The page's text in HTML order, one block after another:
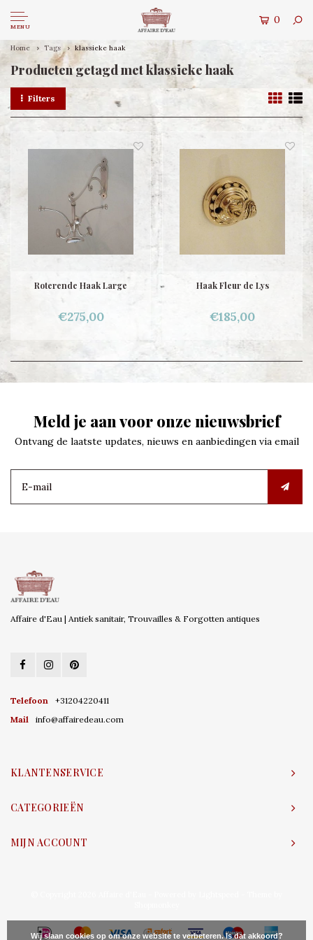
MENU
0
Home Tags klassieke haak
Producten getagd met klassieke haak
Filters
Roterende Haak Large
€275,00
Haak Fleur de Lys
€185,00
Meld je aan voor onze nieuwsbrief
Ontvang de laatste updates, nieuws en aanbiedingen via email
Affaire d'Eau | Antiek sanitair, Trouvailles & Forgotten antiques
Telefoon
+31204220411
Mail
info@affairedeau.com
KLANTENSERVICE
CATEGORIEËN
MIJN ACCOUNT
Wij slaan cookies op om onze website te verbeteren. Is dat akkoord?